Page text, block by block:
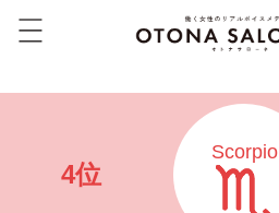
4位
Scorpio